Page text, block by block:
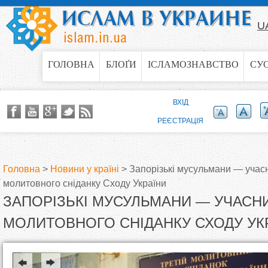
Jump to navigation
ГОЛОВНА БЛОҐИ ІСЛАМОЗНАВСТВО
В
и
є
Головна > Новини у країні > Запорізькі мусульмани —
молитовного сніданку Сходу України
ЗАПОРІЗЬКІ МУСУЛЬМАНИ —
МОЛИТОВНОГО СНІДАНКУ СХОДУ
ВХІД
РЕЄСТРАЦІЯ